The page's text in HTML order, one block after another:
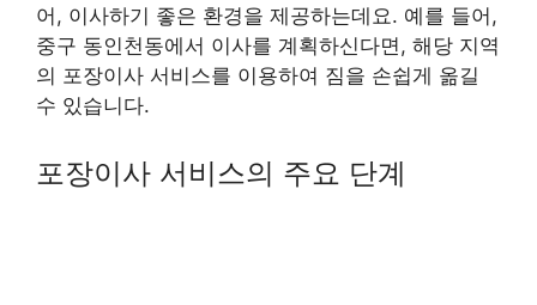
어, 이사하기 좋은 환경을 제공하는데요. 예를 들어,
중구 동인천동에서 이사를 계획하신다면, 해당 지역
의 포장이사 서비스를 이용하여 짐을 손쉽게 옮길
수 있습니다.
포장이사 서비스의 주요 단계